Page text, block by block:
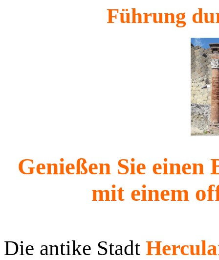
Führung
Genießen Sie einen
mit einem
Die antike Stadt